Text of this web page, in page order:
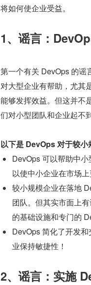
将如何使企业受益。
1、谣言：
第一个有关 DevOps 的谣
对大型企业有帮助，尤其
能够发挥效益。但这并不
们对小型团队和企业起不
以下是 DevOps 对于较小
DevOps 可以帮助中
以使中小企业在市场
较小规模企业在落地
团队。但其实市面上
的基础设施和专门的
DevOps 简化了开发
业保持敏捷性！
2、谣言：实施